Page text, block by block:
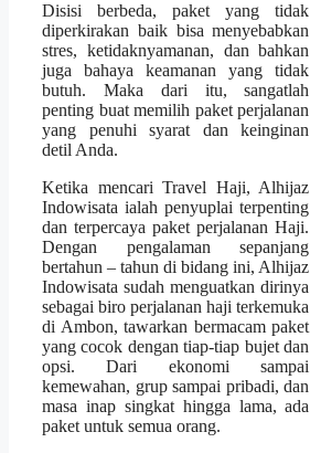
Disisi berbeda, paket yang tidak
diperkirakan baik bisa menyebabkan
stres, ketidaknyamanan, dan bahkan
juga bahaya keamanan yang tidak
butuh. Maka dari itu, sangatlah
penting buat memilih paket perjalanan
yang penuhi syarat dan keinginan
detil Anda.
Ketika mencari Travel Haji, Alhijaz
Indowisata ialah penyuplai terpenting
dan terpercaya paket perjalanan Haji.
Dengan pengalaman sepanjang
bertahun – tahun di bidang ini, Alhijaz
Indowisata sudah menguatkan dirinya
sebagai biro perjalanan haji terkemuka
di Ambon, tawarkan bermacam paket
yang cocok dengan tiap-tiap bujet dan
opsi. Dari ekonomi sampai
kemewahan, grup sampai pribadi, dan
masa inap singkat hingga lama, ada
paket untuk semua orang.